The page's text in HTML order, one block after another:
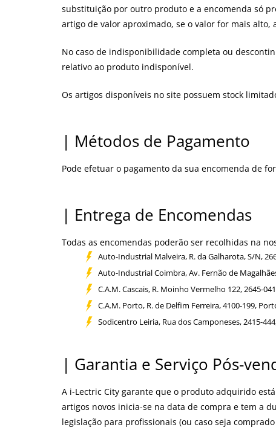
substituição por outro produto e a encomenda só
artigo de valor aproximado, se o valor for mais
No caso de indisponibilidade completa ou
relativo ao produto indisponível.
Os artigos disponíveis no site possuem stock
| Métodos de Pagamento
Pode efetuar o pagamento da sua encomenda de
| Entrega de Encomendas
Todas as encomendas poderão ser recolhidas na
Auto-Industrial Malveira, R. da Galharota, S/N,
Auto-Industrial Coimbra, Av. Fernão de
C.A.M. Cascais, R. Moinho Vermelho 122, 2645-
C.A.M. Porto, R. de Delfim Ferreira, 4100-199,
Sodicentro Leiria, Rua dos Camponeses, 2415-
| Garantia e Serviço Pós-
A i-Lectric City garante que o produto adquirido
artigos novos inicia-se na data de compra e tem a
legislação para profissionais (ou caso seja